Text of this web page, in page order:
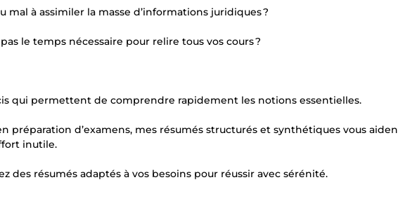
à assimiler la masse d’informations juridiques ?
le temps nécessaire pour relire tous vos cours ?
qui permettent de comprendre rapidement les notions essentielles.
préparation d’examens, mes résumés structurés et synthétiques vous
inutile.
des résumés adaptés à vos besoins pour réussir avec sérénité.